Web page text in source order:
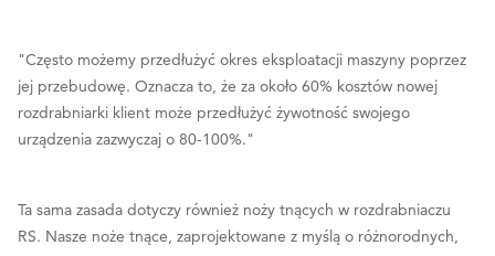
"Często możemy przedłużyć okres eksploatacji maszyny poprzez
jej przebudowę. Oznacza to, że za około 60% kosztów nowej
rozdrabniarki klient może przedłużyć żywotność swojego
urządzenia zazwyczaj o 80-100%."
Ta sama zasada dotyczy również noży tnących w rozdrabniaczu
RS. Nasze noże tnące, zaprojektowane z myślą o różnorodnych,